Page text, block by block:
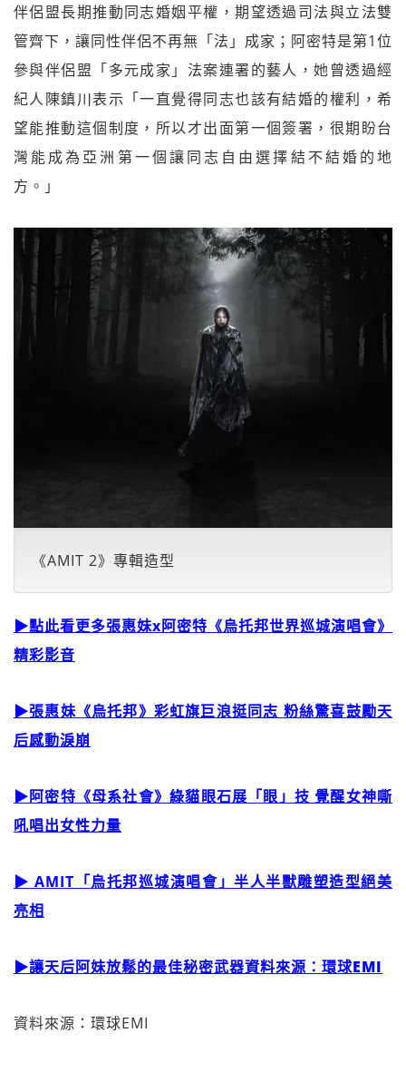
伴侶盟長期推動同志婚姻平權，期望透過司法與立法雙
管齊下，讓同性伴侶不再無「法」成家；阿密特是第1位
參與伴侶盟「多元成家」法案連署的藝人，她曾透過經
紀人陳鎮川表示「一直覺得同志也該有結婚的權利，希
望能推動這個制度，所以才出面第一個簽署，很期盼台
灣能成為亞洲第一個讓同志自由選擇結不結婚的地
方。」
《AMIT 2》專輯造型
▶點此看更多張惠妹x阿密特《烏托邦世界巡城演唱會》
精彩影音
▶張惠妹《烏托邦》彩虹旗巨浪挺同志 粉絲驚喜鼓勵天
后感動淚崩
▶阿密特《母系社會》綠貓眼石展「眼」技 覺醒女神嘶
吼唱出女性力量
▶ AMIT「烏托邦巡城演唱會」半人半獸雕塑造型絕美
亮相
▶讓天后阿妹放鬆的最佳秘密武器資料來源：環球EMI
資料來源：環球EMI